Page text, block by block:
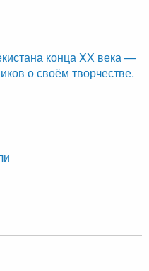
конца XX века —
о своём творчестве.